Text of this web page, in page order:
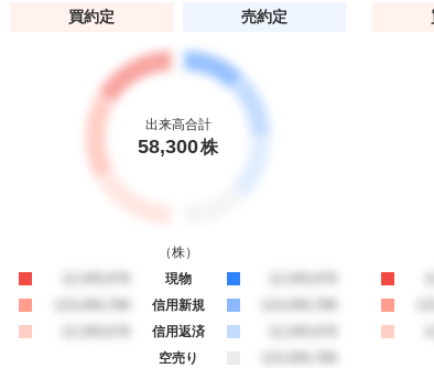
買約定 売約定
出来高合計
58,300株
（株）
現物
信用新規
信用返済
空売り